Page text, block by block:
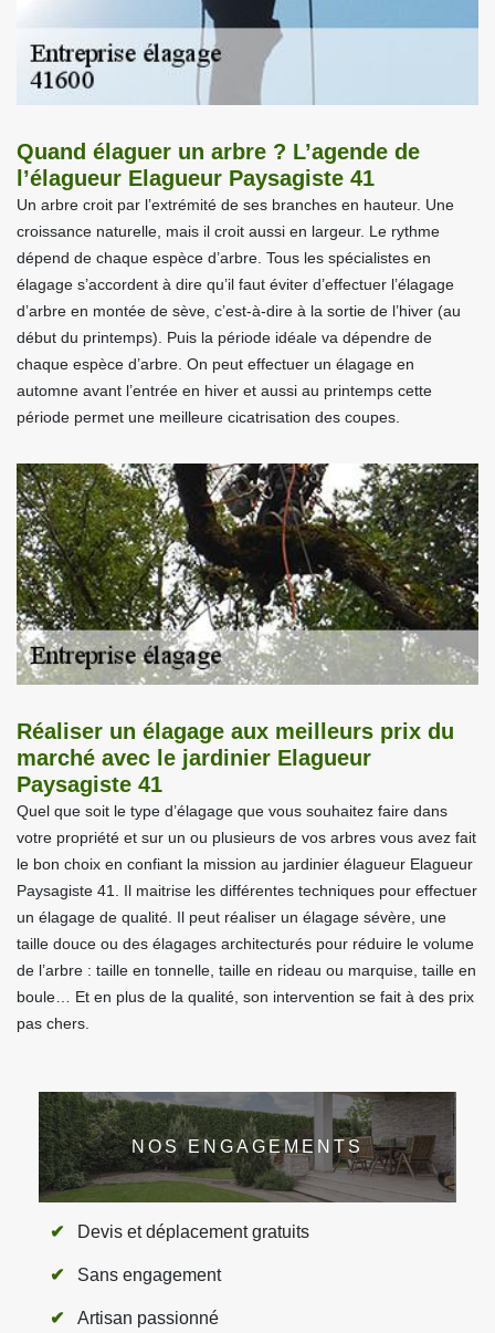
Quand élaguer un arbre ? L’agende de
l’élagueur Elagueur Paysagiste 41
Un arbre croit par l’extrémité de ses branches en hauteur. Une
croissance naturelle, mais il croit aussi en largeur. Le rythme
dépend de chaque espèce d’arbre. Tous les spécialistes en
élagage s’accordent à dire qu’il faut éviter d’effectuer l’élagage
d’arbre en montée de sève, c’est-à-dire à la sortie de l’hiver (au
début du printemps). Puis la période idéale va dépendre de
chaque espèce d’arbre. On peut effectuer un élagage en
automne avant l’entrée en hiver et aussi au printemps cette
période permet une meilleure cicatrisation des coupes.
Réaliser un élagage aux meilleurs prix du
marché avec le jardinier Elagueur
Paysagiste 41
Quel que soit le type d’élagage que vous souhaitez faire dans
votre propriété et sur un ou plusieurs de vos arbres vous avez fait
le bon choix en confiant la mission au jardinier élagueur Elagueur
Paysagiste 41. Il maitrise les différentes techniques pour effectuer
un élagage de qualité. Il peut réaliser un élagage sévère, une
taille douce ou des élagages architecturés pour réduire le volume
de l’arbre : taille en tonnelle, taille en rideau ou marquise, taille en
boule… Et en plus de la qualité, son intervention se fait à des prix
pas chers.
NOS ENGAGEMENTS
Devis et déplacement gratuits
Sans engagement
Artisan passionné